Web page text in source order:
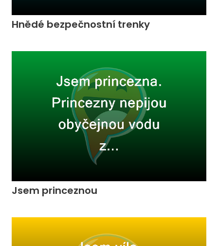
Hnědé bezpečnostní trenky
Jsem princeznou